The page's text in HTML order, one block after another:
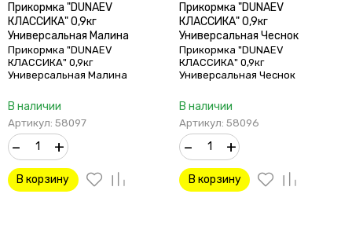
Прикормка "DUNAEV
КЛАССИКА" 0,9кг
Универсальная Малина
Прикормка "DUNAEV
КЛАССИКА" 0,9кг
Универсальная Малина
В наличии
Артикул: 58097
– +
В корзину
Прикормка "DUNAEV
КЛАССИКА" 0,9кг
Универсальная Чеснок
Прикормка "DUNAEV
КЛАССИКА" 0,9кг
Универсальная Чеснок
В наличии
Артикул: 58096
– +
В корзину